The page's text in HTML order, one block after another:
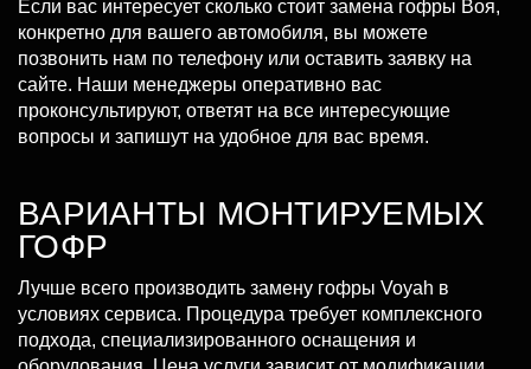
Если вас интересует сколько стоит замена гофры Воя,
конкретно для вашего автомобиля, вы можете
позвонить нам по телефону или оставить заявку на
сайте. Наши менеджеры оперативно вас
проконсультируют, ответят на все интересующие
вопросы и запишут на удобное для вас время.
ВАРИАНТЫ МОНТИРУЕМЫХ
ГОФР
Лучше всего производить замену гофры Voyah в
условиях сервиса. Процедура требует комплексного
подхода, специализированного оснащения и